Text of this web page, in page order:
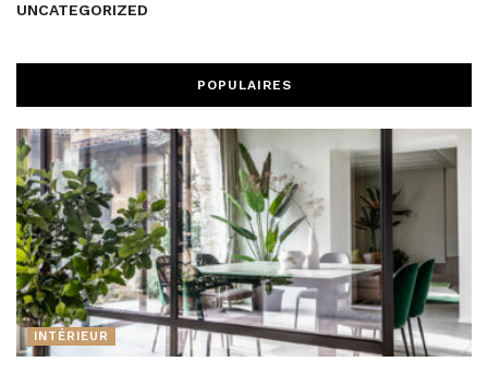
UNCATEGORIZED
POPULAIRES
INTÉRIEUR